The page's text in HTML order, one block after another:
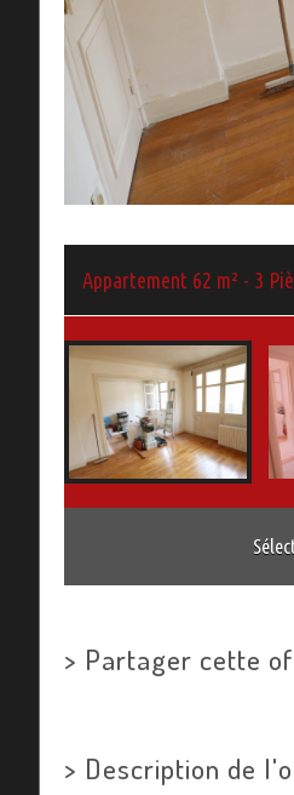
Appartement 62 m² - 3
> Partager cette
> Description de